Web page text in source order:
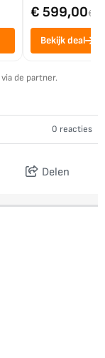
€ 599,00€
Bekijk deal
de partner.
0 reacties
Delen